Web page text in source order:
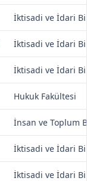
İktisadi ve İdari
İktisadi ve İdari
İktisadi ve İdari
Hukuk Fakültesi
İnsan ve Toplum
İktisadi ve İdari
İktisadi ve İdari